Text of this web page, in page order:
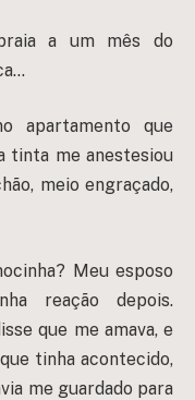
a um mês do
apartamento que
tinta me anestesiou
meio engraçado,
Meu esposo
reação depois.
que me amava, e
tinha acontecido,
me guardado para